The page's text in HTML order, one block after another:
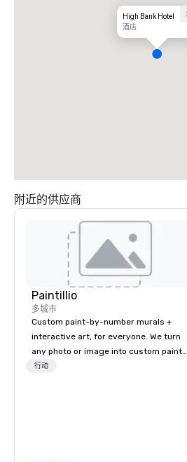
High Bank Hotel
酒店
附近的供应商
Paintillio
多城市
Custom paint-by-number murals +
interactive art, for everyone. We turn
any photo or image into custom paint-
by-number kits of any size for your
行动